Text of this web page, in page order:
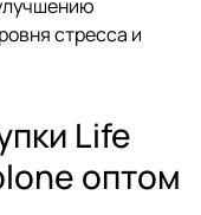
стресса и
Life
оптом